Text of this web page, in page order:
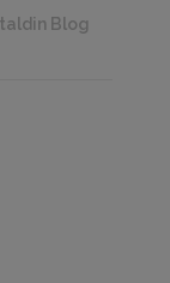
Blog